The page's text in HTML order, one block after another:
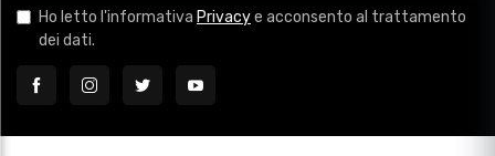
Ho letto l'informativa Privacye acconsento al trattamento
dei dati.